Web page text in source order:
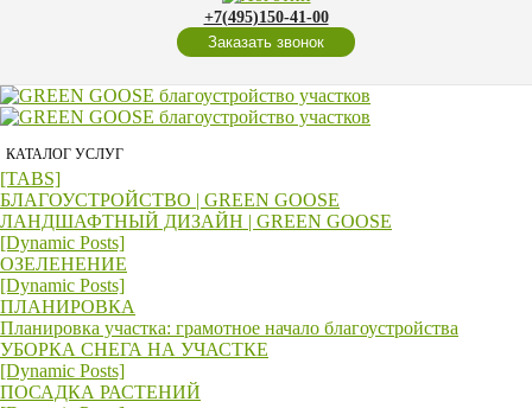
+7(495)150-41-00
Заказать звонок
КАТАЛОГ УСЛУГ
[TABS]
БЛАГОУСТРОЙСТВО | GREEN GOOSE
ЛАНДШАФТНЫЙ ДИЗАЙН | GREEN GOOSE
[Dynamic Posts]
ОЗЕЛЕНЕНИЕ
[Dynamic Posts]
ПЛАНИРОВКА
Планировка участка: грамотное начало благоустройства
УБОРКА СНЕГА НА УЧАСТКЕ
[Dynamic Posts]
ПОСАДКА РАСТЕНИЙ